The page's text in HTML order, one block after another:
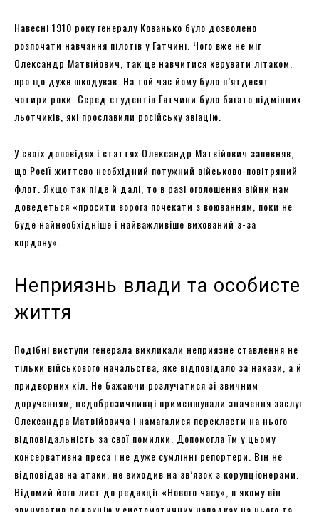
Навесні 1910 року генералу Кованько було дозволено
розпочати навчання пілотів у Гатчині. Чого вже не міг
Олександр Матвійович, так це навчитися керувати літаком,
про що дуже шкодував. На той час йому було п’ятдесят
чотири роки. Серед студентів Гатчини було багато відмінних
льотчиків, які прославили російську авіацію.
У своїх доповідях і статтях Олександр Матвійович запевняв,
що Росії життєво необхідний потужний військово-повітряний
флот. Якщо так піде й далі, то в разі оголошення війни нам
доведеться «просити ворога почекати з воюванням, поки не
буде найнеобхідніше і найважливіше вихований з-за
кордону».
Неприязнь влади та особисте
життя
Подібні виступи генерала викликали неприязне ставлення не
тільки військового начальства, яке відповідало за накази, а й
придворних кіл. Не бажаючи розлучатися зі звичним
дорученням, недоброзичливці применшували значення заслуг
Олександра Матвійовича і намагалися перекласти на нього
відповідальність за свої помилки. Допомогла їм у цьому
консервативна преса і не дуже сумлінні репортери. Він не
відповідав на атаки, не виходив на зв’язок з корупціонерами.
Відомий його лист до редакції «Нового часу», в якому він